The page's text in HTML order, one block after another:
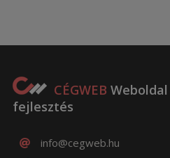
CÉGWEB
fejlesztés
info@cegweb.hu